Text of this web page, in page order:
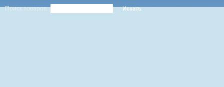
Поиск товаров: